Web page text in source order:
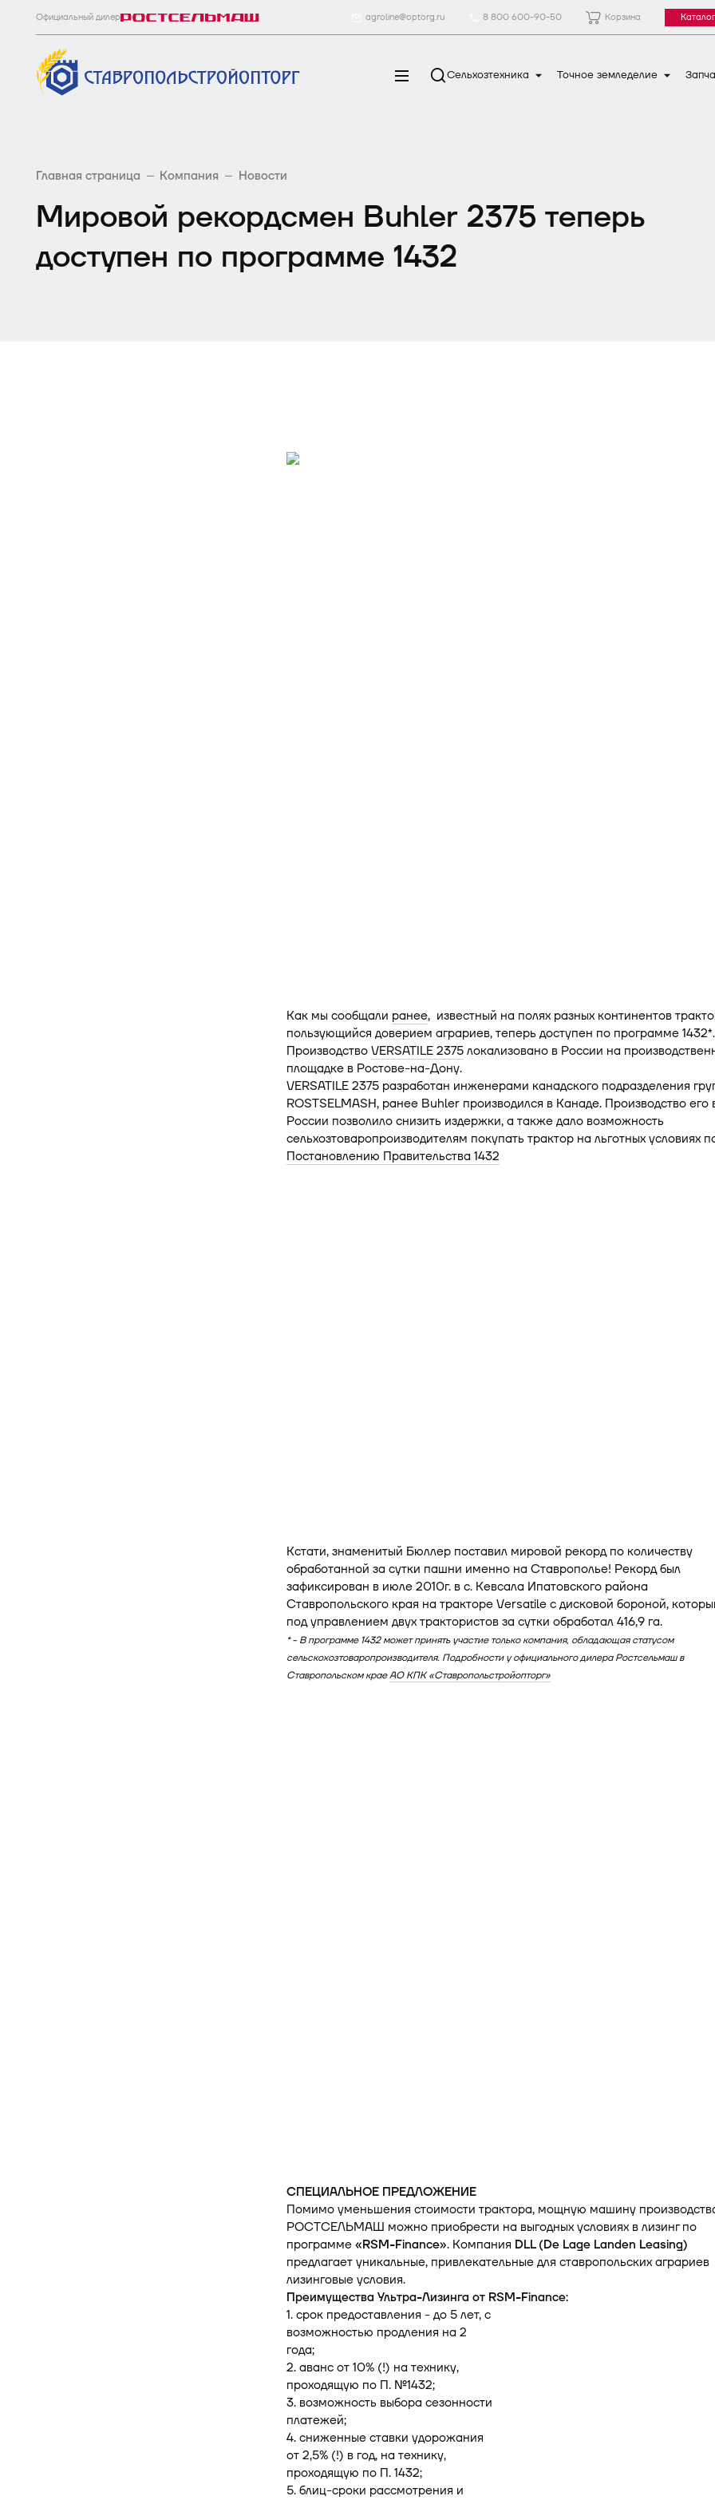
Официальный дилер agroline@optorg.ru 8 800 600-90-50 Корзина
Сельхозтехника Точное земледелие
Главная страница Компания Новости
Мировой рекордсмен Buhler 2375 теперь
доступен по программе 1432
Как мы сообщали ранее, известный на полях разных континентов
пользующийся доверием аграриев, теперь доступен по программе 1432*.
ПроизводствоVERSATILE 2375локализовано в России на
площадке в Ростове-на-Дону.
VERSATILE 2375 разработан инженерами канадского подразделения
ROSTSELMASH, ранее Buhler производился в Канаде. Производство его
России позволило снизить издержки, а также дало возможность
сельхозтоваропроизводителям покупать трактор на льготных условиях
Постановлению Правительства 1432
Кстати, знаменитый Бюллер поставил мировой рекорд по количеству
обработанной за сутки пашни именно на Ставрополье! Рекорд был
зафиксирован в июле 2010г. в с. Кевсала Ипатовского района
Ставропольского края на тракторе Versatile с дисковой бороной,
под управлением двух трактористов за сутки обработал 416,9 га.
* - В программе 1432 может принять участие только компания, обладающая статусом
сельскохозтоваропроизводителя. Подробности у официального дилера Ростсельмаш в
Ставропольском краеАО КПК «Ставропольстройопторг»
СПЕЦИАЛЬНОЕ ПРЕДЛОЖЕНИЕ
Помимо уменьшения стоимости трактора, мощную машину
РОСТСЕЛЬМАШ можно приобрести на выгодных условиях в лизинг по
программе«RSM-Finance». Компания DLL (De Lage Landen Leasing)
предлагает уникальные, привлекательные для ставропольских аграриев
лизинговые условия.
Преимущества Ультра-Лизинга от RSM-Finance:
1. срок предоставления - до 5 лет, с
возможностью продления на 2
года;
2. аванс от 10% (!) на технику,
проходящую по П. №1432;
3. возможность выбора сезонности
платежей;
4. сниженные ставки удорожания
от 2,5% (!) в год, на технику,
проходящую по П. 1432;
5. блиц-сроки рассмотрения и